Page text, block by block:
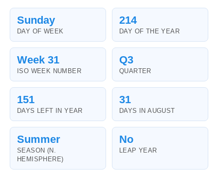
Sunday
DAY OF WEEK
214
DAY OF THE YEAR
Week 31
ISO WEEK NUMBER
Q3
QUARTER
151
DAYS LEFT IN YEAR
31
DAYS IN AUGUST
Summer
SEASON (N.
HEMISPHERE)
No
LEAP YEAR